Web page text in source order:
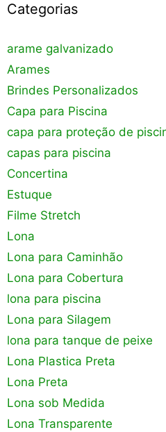
Categorias
arame galvanizado
Arames
Brindes Personalizados
Capa para Piscina
capa para proteção de
capas para piscina
Concertina
Estuque
Filme Stretch
Lona
Lona para Caminhão
Lona para Cobertura
lona para piscina
Lona para Silagem
lona para tanque de peixe
Lona Plastica Preta
Lona Preta
Lona sob Medida
Lona Transparente